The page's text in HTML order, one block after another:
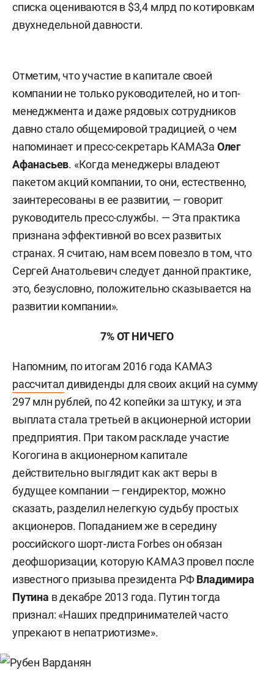
списка оцениваются в $3,4 млрд по котировкам
двухнедельной давности.
Отметим, что участие в капитале своей
компании не только руководителей, но и топ-
менеджмента и даже рядовых сотрудников
давно стало общемировой традицией, о чем
напоминает и пресс-секретарь КАМАЗа Олег
Афанасьев. «Когда менеджеры владеют
пакетом акций компании, то они, естественно,
заинтересованы в ее развитии, — говорит
руководитель пресс-службы. — Эта практика
признана эффективной во всех развитых
странах. Я считаю, нам всем повезло в том, что
Сергей Анатольевич следует данной практике,
это, безусловно, положительно сказывается на
развитии компании».
7% ОТ НИЧЕГО
Напомним, по итогам 2016 года КАМАЗ
рассчитал дивиденды для своих акций на сумму
297 млн рублей, по 42 копейки за штуку, и эта
выплата стала третьей в акционерной истории
предприятия. При таком раскладе участие
Когогина в акционерном капитале
действительно выглядит как акт веры в
будущее компании — гендиректор, можно
сказать, разделил нелегкую судьбу простых
акционеров. Попаданием же в середину
российского шорт-листа Forbes он обязан
деофшоризации, которую КАМАЗ провел после
известного призыва президента РФВладимира
Путина в декабре 2013 года. Путин тогда
признал: «Наших предпринимателей часто
упрекают в непатриотизме».